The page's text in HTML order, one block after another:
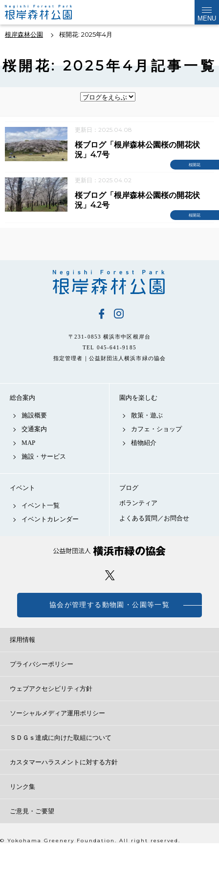
MENU
根岸森林公園 桜開花: 2025年4月
桜開花: 2025年4月記事一覧
更新日：2025.04.08
桜開花
桜ブログ「根岸森林公園桜の開花状
況」4.7号
更新日：2025.04.02
桜開花
桜ブログ「根岸森林公園桜の開花状
況」4.2号
〒231-0853 横浜市中区根岸台
TEL 045-641-9185
指定管理者｜公益財団法人横浜市緑の協会
総合案内
施設概要
交通案内
MAP
施設・サービス
園内を楽しむ
散策・遊ぶ
カフェ・ショップ
植物紹介
イベント
イベント一覧
イベントカレンダー
ブログ
ボランティア
よくある質問／お問合せ
協会が管理する動物園・公園等一覧
採用情報
プライバシーポリシー
ウェブアクセシビリティ方針
ソーシャルメディア運用ポリシー
ＳＤＧｓ達成に向けた取組について
カスタマーハラスメントに対する方針
リンク集
ご意見・ご要望
© Yokohama Greenery Foundation. All right reserved.